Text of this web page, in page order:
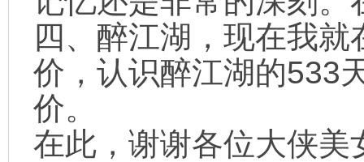
四、醉江湖，现在我
价，认识醉江湖的533
价。
在此，谢谢各位大侠美